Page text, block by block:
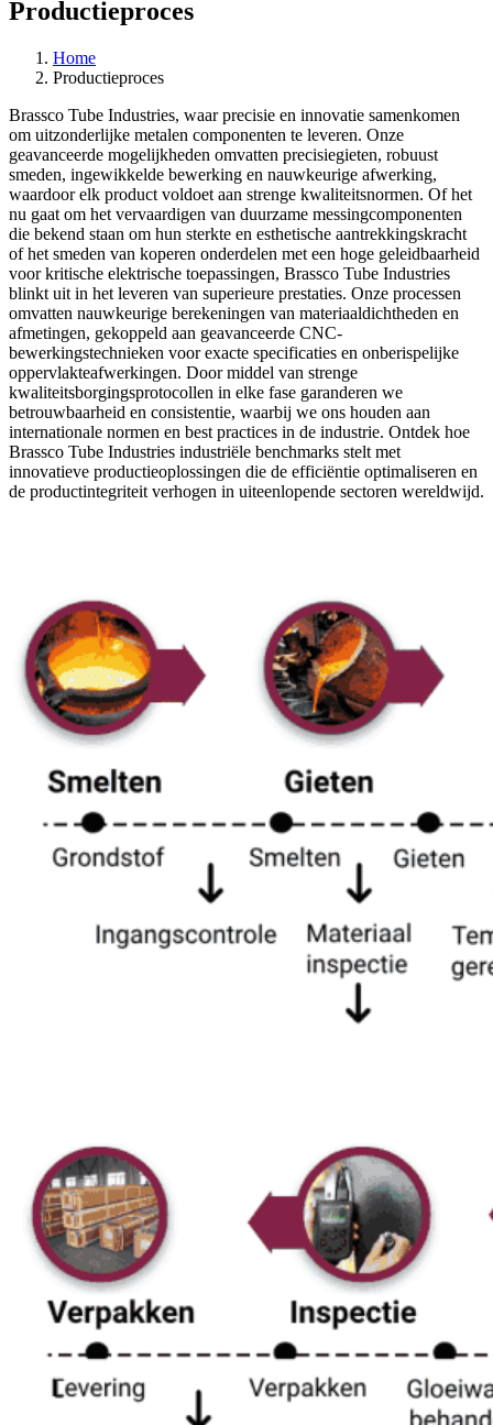
Productieproces
Home
Productieproces
Brassco Tube Industries, waar precisie en innovatie samenkomen
om uitzonderlijke metalen componenten te leveren. Onze
geavanceerde mogelijkheden omvatten precisiegieten, robuust
smeden, ingewikkelde bewerking en nauwkeurige afwerking,
waardoor elk product voldoet aan strenge kwaliteitsnormen. Of het
nu gaat om het vervaardigen van duurzame messingcomponenten
die bekend staan ​​om hun sterkte en esthetische aantrekkingskracht
of het smeden van koperen onderdelen met een hoge geleidbaarheid
voor kritische elektrische toepassingen, Brassco Tube Industries
blinkt uit in het leveren van superieure prestaties. Onze processen
omvatten nauwkeurige berekeningen van materiaaldichtheden en
afmetingen, gekoppeld aan geavanceerde CNC-
bewerkingstechnieken voor exacte specificaties en onberispelijke
oppervlakteafwerkingen. Door middel van strenge
kwaliteitsborgingsprotocollen in elke fase garanderen we
betrouwbaarheid en consistentie, waarbij we ons houden aan
internationale normen en best practices in de industrie. Ontdek hoe
Brassco Tube Industries industriële benchmarks stelt met
innovatieve productieoplossingen die de efficiëntie optimaliseren en
de productintegriteit verhogen in uiteenlopende sectoren wereldwijd.